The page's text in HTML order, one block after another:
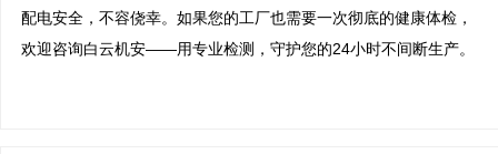
配电安全，不容侥幸。如果您的工厂也需要一次彻底的健康体检，
欢迎咨询白云机安——用专业检测，守护您的24小时不间断生产。